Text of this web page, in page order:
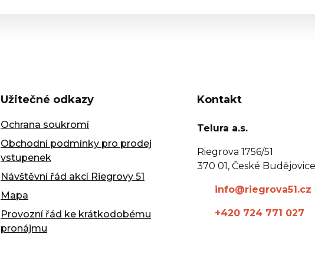
Užitečné odkazy
Ochrana soukromí
Obchodní podmínky pro prodej
vstupenek
Návštěvní řád akcí Riegrovy 51
Mapa
Provozní řád ke krátkodobému
pronájmu
Kontakt
Telura a.s.
Riegrova 1756/51
370 01, České Budějovice
info@riegrova51.cz
+420 724 771 027